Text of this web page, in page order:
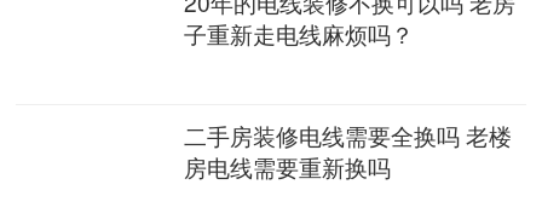
子重新走电线麻烦吗？
二手房装修电线需要全换吗 老楼
房电线需要重新换吗